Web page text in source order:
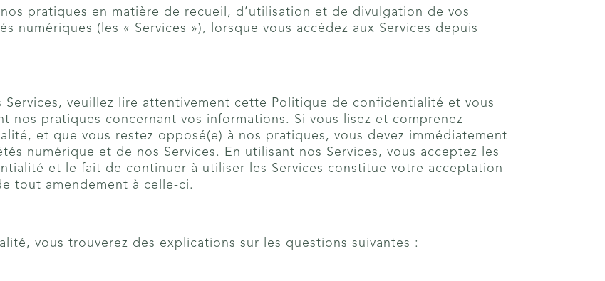
pratiques en matière de recueil, d’utilisation et de divulgation de vos
numériques (les « Services »), lorsque vous accédez aux Services depuis
Services, veuillez lire attentivement cette Politique de confidentialité et vous
nos pratiques concernant vos informations. Si vous lisez et comprenez
et que vous restez opposé(e) à nos pratiques, vous devez immédiatement
numérique et de nos Services. En utilisant nos Services, vous acceptez les
et le fait de continuer à utiliser les Services constitue votre acceptation
tout amendement à celle-ci.
vous trouverez des explications sur les questions suivantes :